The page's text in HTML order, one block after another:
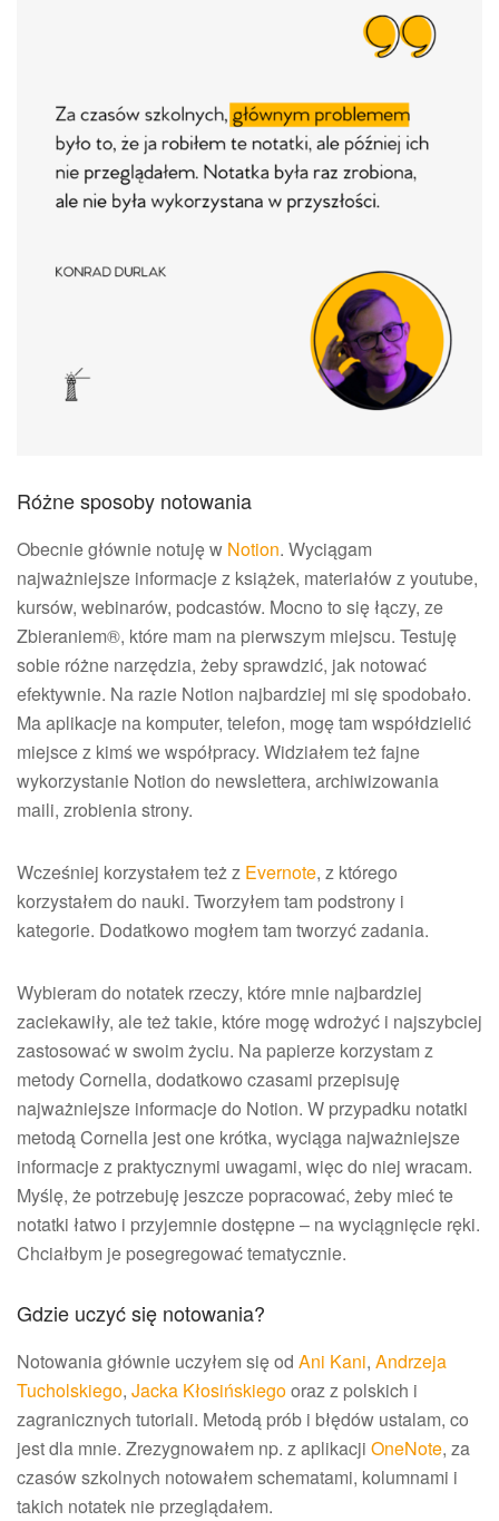
Różne sposoby notowania
Obecnie głównie notuję w Notion. Wyciągam
najważniejsze informacje z książek, materiałów z youtube,
kursów, webinarów, podcastów. Mocno to się łączy, ze
Zbieraniem®, które mam na pierwszym miejscu. Testuję
sobie różne narzędzia, żeby sprawdzić, jak notować
efektywnie. Na razie Notion najbardziej mi się spodobało.
Ma aplikacje na komputer, telefon, mogę tam współdzielić
miejsce z kimś we współpracy. Widziałem też fajne
wykorzystanie Notion do newslettera, archiwizowania
maili, zrobienia strony.
Wcześniej korzystałem też z Evernote, z którego
korzystałem do nauki. Tworzyłem tam podstrony i
kategorie. Dodatkowo mogłem tam tworzyć zadania.
Wybieram do notatek rzeczy, które mnie najbardziej
zaciekawiły, ale też takie, które mogę wdrożyć i najszybciej
zastosować w swoim życiu. Na papierze korzystam z
metody Cornella, dodatkowo czasami przepisuję
najważniejsze informacje do Notion. W przypadku notatki
metodą Cornella jest one krótka, wyciąga najważniejsze
informacje z praktycznymi uwagami, więc do niej wracam.
Myślę, że potrzebuję jeszcze popracować, żeby mieć te
notatki łatwo i przyjemnie dostępne – na wyciągnięcie ręki.
Chciałbym je posegregować tematycznie.
Gdzie uczyć się notowania?
Notowania głównie uczyłem się od Ani Kani, Andrzeja
Tucholskiego, Jacka Kłosińskiegooraz z polskich i
zagranicznych tutoriali. Metodą prób i błędów ustalam, co
jest dla mnie. Zrezygnowałem np. z aplikacji OneNote, za
czasów szkolnych notowałem schematami, kolumnami i
takich notatek nie przeglądałem.